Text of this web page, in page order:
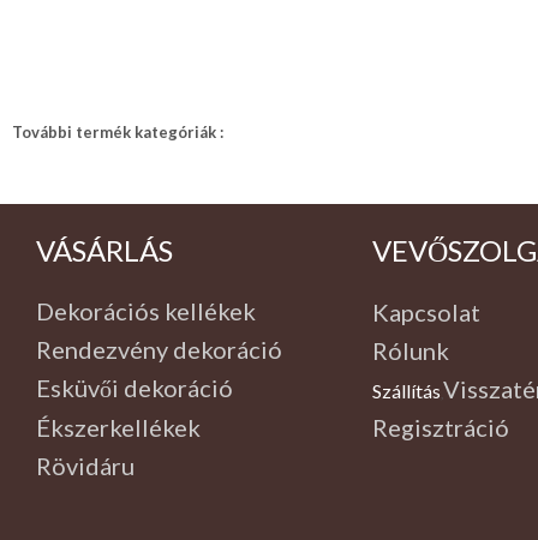
További termék kategóriák :
VÁSÁRLÁS
Dekorációs kellékek
Rendezvény dekoráció
Esküvői dekoráció
Ékszerkellékek
Rövidáru
Kapcsolat
Rólunk
Szállítás
Regisztráció